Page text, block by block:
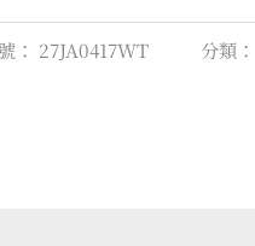
： 27JA0417WT 分類：